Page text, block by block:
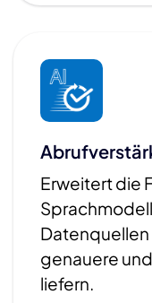
Erweitert die
genauere
liefern.